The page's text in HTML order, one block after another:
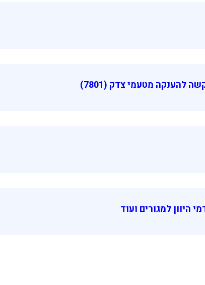
להענקה מטעמי צדק (7801)
היוון למגורים ועוד